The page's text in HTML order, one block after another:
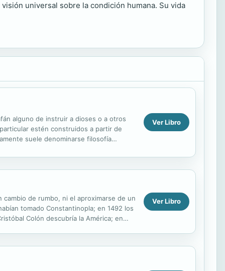
universal sobre la condición humana. Su vida
alguno de instruir a dioses o a otros
estén construidos a partir de
suele denominarse filosofía
Ver Libro
cambio de rumbo, ni el aproximarse de un
tomado Constantinopla; en 1492 los
Colón descubría la América; en
Ver Libro